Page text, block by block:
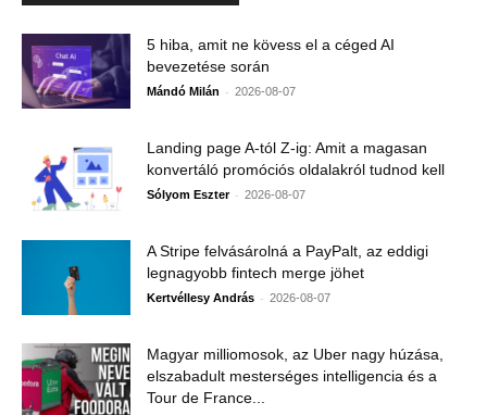
5 hiba, amit ne kövess el a céged AI
bevezetése során
Mándó Milán - 2026-08-07
Landing page A-tól Z-ig: Amit a magasan
konvertáló promóciós oldalakról tudnod kell
Sólyom Eszter - 2026-08-07
A Stripe felvásárolná a PayPalt, az eddigi
legnagyobb fintech merge jöhet
Kertvéllesy András - 2026-08-07
Magyar milliomosok, az Uber nagy húzása,
elszabadult mesterséges intelligencia és a
Tour de France...